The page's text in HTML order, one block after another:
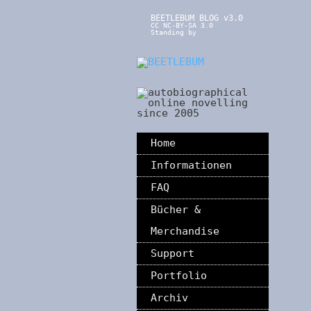
BEETLEBUM BLOG v3.0
CC NC-BY-SA 3.0
Standing by
Home
Informationen
FAQ
Bücher &
Merchandise
Support
Portfolio
Archiv